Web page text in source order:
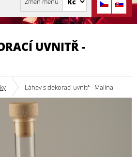
UVNITŘ -
Láhev s dekorací uvnitř - Malina